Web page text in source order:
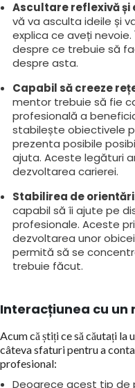
Ascultare reflexivă și
vă va asculta ideile și
explica ce aveți
despre ce trebuie să
despre asta.
Capabil să creeze
mentor trebuie să fie
profesională a
stabilește obiectivele
prezenta posibile
ajuta. Aceste legături
dezvoltarea carierei.
Stabilirea de
capabil să îi ajute pe
profesionale. Aceste
dezvoltarea unor
permită să se
trebuie făcut.
Interacțiunea cu un
Acum că știți ce să căutați la
câteva sfaturi pentru a
profesional:
Deoarece acest tip de